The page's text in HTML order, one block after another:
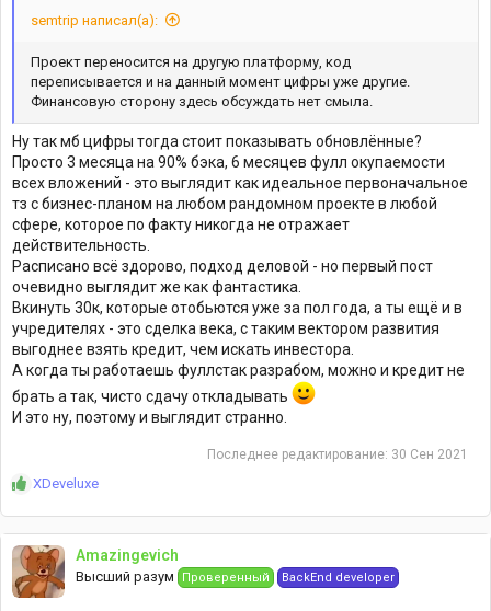
semtrip написал(а):
Проект переносится на другую платформу, код
переписывается и на данный момент цифры уже другие.
Финансовую сторону здесь обсуждать нет смыла.
Ну так мб цифры тогда стоит показывать обновлённые?
Просто 3 месяца на 90% бэка, 6 месяцев фулл окупаемости
всех вложений - это выглядит как идеальное первоначальное
тз с бизнес-планом на любом рандомном проекте в любой
сфере, которое по факту никогда не отражает
действительность.
Расписано всё здорово, подход деловой - но первый пост
очевидно выглядит же как фантастика.
Вкинуть 30к, которые отобьются уже за пол года, а ты ещё и в
учредителях - это сделка века, с таким вектором развития
выгоднее взять кредит, чем искать инвестора.
А когда ты работаешь фуллстак разрабом, можно и кредит не
брать а так, чисто сдачу откладывать
И это ну, поэтому и выглядит странно.
Последнее редактирование: 30 Сен 2021
Р
а
к
ц
и
и
XDeveluxe
Amazingevich
Высший разум Проверенный BackEnd developer